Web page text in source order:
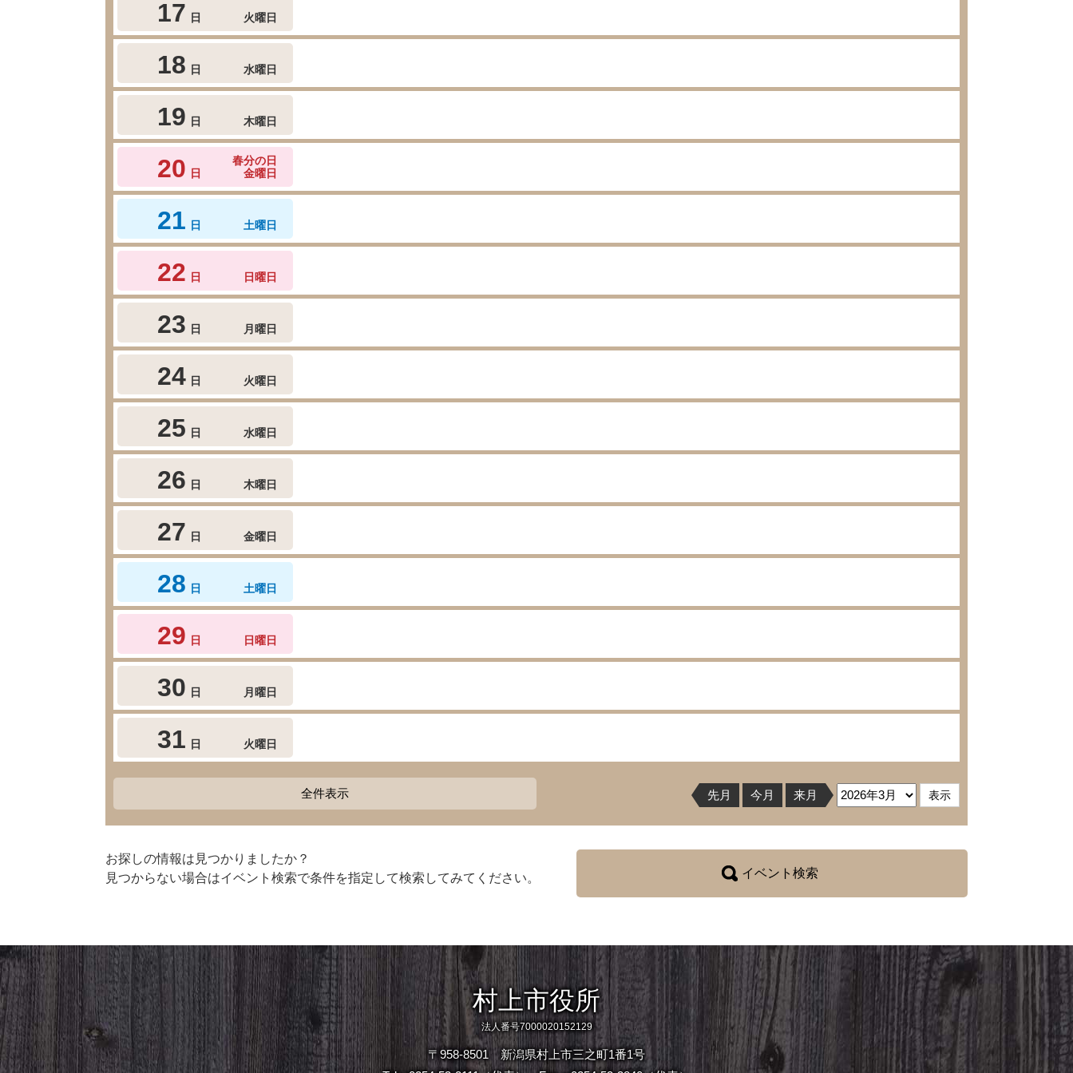
17 日 火曜日
18 日 水曜日
19 日 木曜日
20 日
春分の日
金曜日
21 日 土曜日
22 日 日曜日
23 日 月曜日
24 日 火曜日
25 日 水曜日
26 日 木曜日
27 日 金曜日
28 日 土曜日
29 日 日曜日
30 日 月曜日
31 日 火曜日
全件表示 先月 今月 来月
お探しの情報は見つかりましたか？
見つからない場合はイベント検索で条件を指定して検索してみてください。
イベント検索
村上市役所
法人番号7000020152129
〒958-8501 新潟県村上市三之町1番1号